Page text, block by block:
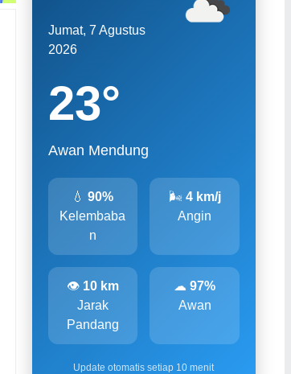
Jumat, 7 Agustus
2026
23°
Awan Mendung
💧90%
Kelembaba
n
🌬 4 km/j
Angin
👁 10 km
Jarak
Pandang
☁97%
Awan
Update otomatis setiap 10 menit